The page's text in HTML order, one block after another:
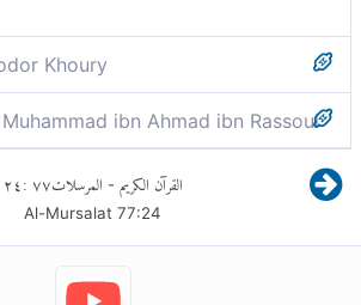
Khoury
denen, die (die Botschaft) für
ibn Ahmad ibn Rassoul
den Leugnern!القرآن الكريم - المرسلات٧٧:٢٤
Al-Mursalat 77:24